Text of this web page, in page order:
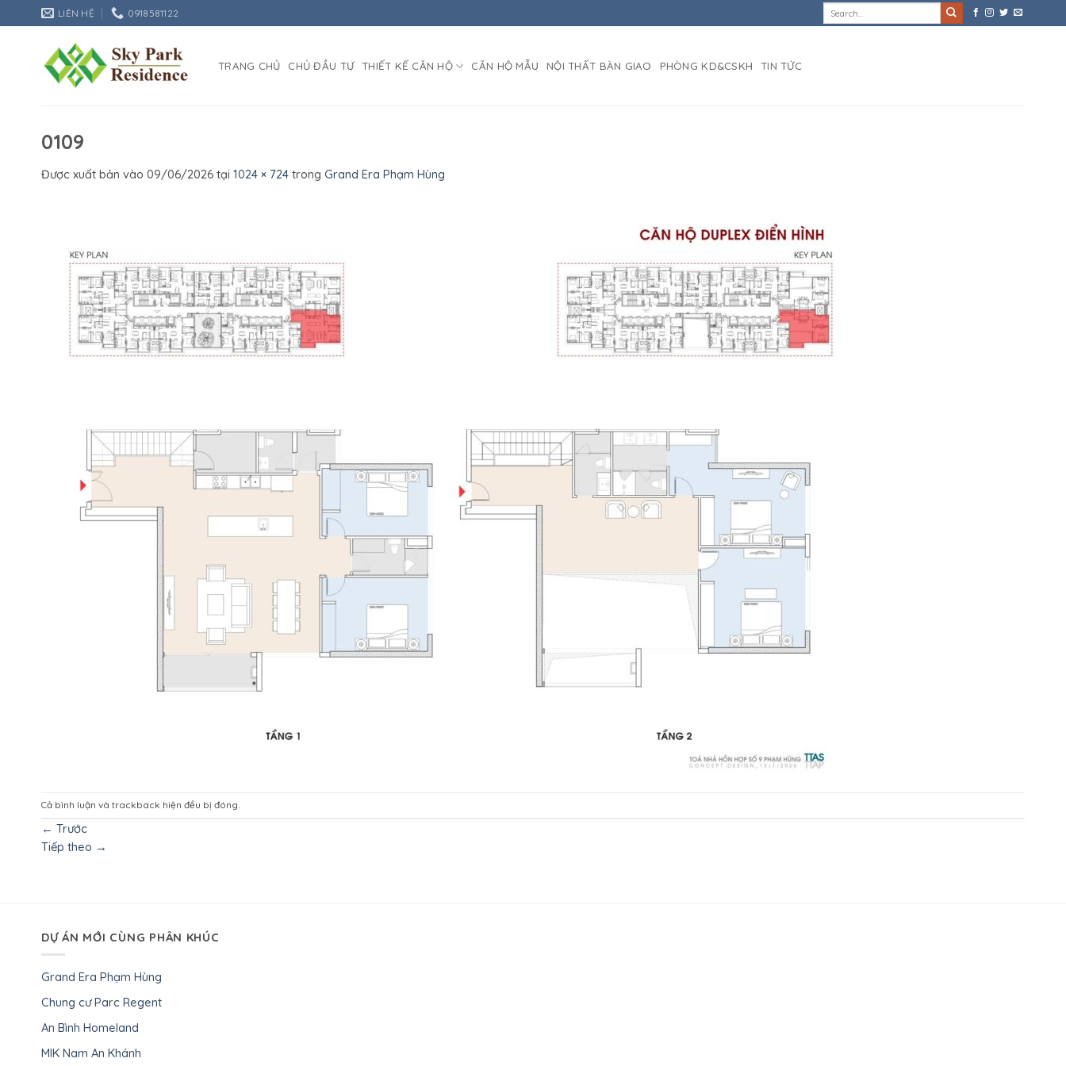
qua
LIÊN HỆ 0918581122
TRANG CHỦ CHỦ ĐẦU TƯ THIẾT KẾ CĂN HỘ CĂN HỘ MẪU NỘI THẤT BÀN GIAO PHÒNG KD&CSKH TIN TỨC
0109
Được xuất bản vào 09/06/2026 tại 1024 × 724 trong Grand Era Phạm Hùng
Cả bình luận và trackback hiện đều bị đóng.
← Trước
Tiếp theo →
DỰ ÁN MỚI CÙNG PHÂN KHÚC
Grand Era Phạm Hùng
Chung cư Parc Regent
An Bình Homeland
MIK Nam An Khánh